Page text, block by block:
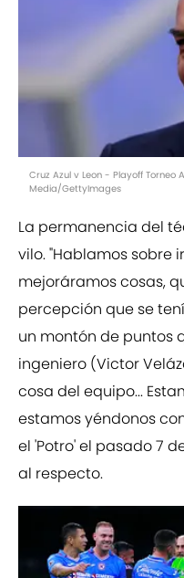
Cruz Azul v Leon - Playoff Torneo
Media/GettyImages
La permanencia del
vilo. "Hablamos sobre
mejoráramos cosas,
percepción que se
un montón de puntos
ingeniero (Victor
cosa del equipo...
estamos yéndonos
el 'Potro' el pasado 7
al respecto.